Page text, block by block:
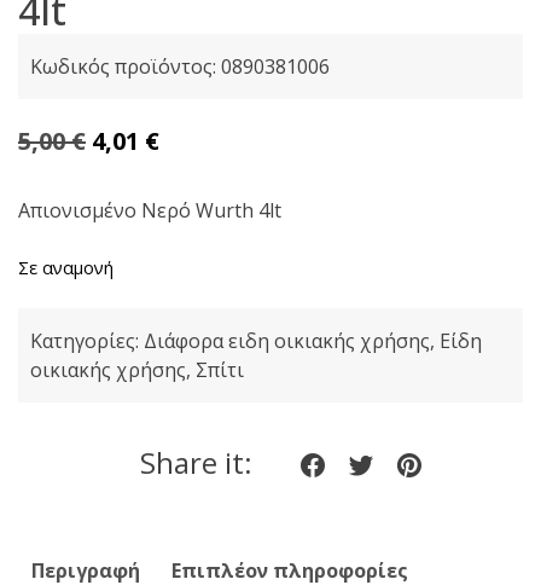
4lt
Κωδικός προϊόντος: 0890381006
5,00€ Original
was:
4,01 €Η
τιμή
Απιονισμένο Νερό Wurth 4lt
Σε αναμονή
Κατηγορίες: Διάφορα ειδη οικιακής χρήσης, Είδη
οικιακής χρήσης, Σπίτι
Share it:
ShareShare
Περιγραφή Επιπλέον πληροφορίες